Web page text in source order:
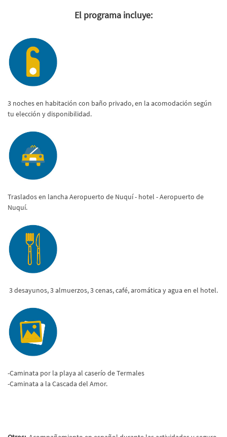
El programa incluye:
3 noches en habitación con baño privado, en la acomodación según
tu elección y disponibilidad.
Traslados en lancha Aeropuerto de Nuquí - hotel - Aeropuerto de
Nuquí.
3 desayunos, 3 almuerzos, 3 cenas, café, aromática y agua en el hotel.
-Caminata por la playa al caserío de Termales
-Caminata a la Cascada del Amor.